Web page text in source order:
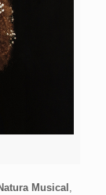
Musical